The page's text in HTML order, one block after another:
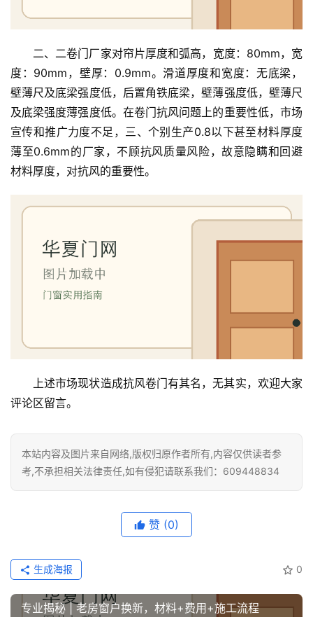
首
页
入
户
门
卧
大
铸
铝
门
安
装
二、二卷门厂家对帘片厚度和弧高，宽度：80mm，宽
度：90mm，壁厚：0.9mm。滑道厚度和宽度：无底梁，
壁薄尺及底梁强度低，后置角铁底梁，壁薄强度低，壁薄尺
及底梁强度薄强度低。在卷门抗风问题上的重要性低，市场
宣传和推广力度不足，三、个别生产0.8以下甚至材料厚度
薄至0.6mm的厂家，不顾抗风质量风险，故意隐瞒和回避
材料厚度，对抗风的重要性。
上述市场现状造成抗风卷门有其名，无其实，欢迎大家
评论区留言。
本站内容及图片来自网络,版权归原作者所有,内容仅供读者参
考,不承担相关法律责任,如有侵犯请联系我们：609448834
赞 (0)
0
生成海报
专业揭秘 | 老房窗户换新，材料+费用+施工流程